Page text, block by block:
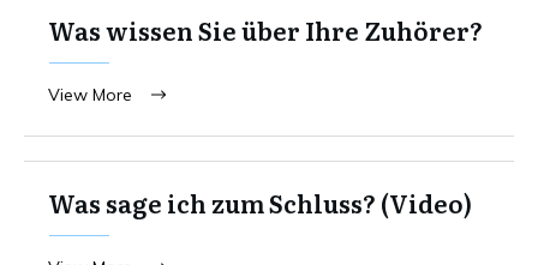
Was wissen Sie über Ihre Zuhörer?
View More
Was sage ich zum Schluss? (Video)